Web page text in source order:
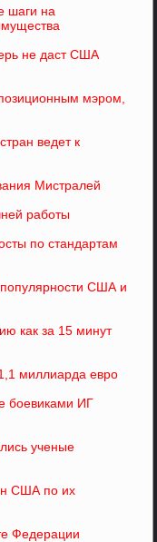
шаги на
не даст США
мэром,
ведет к
Мистралей
работы
по стандартам
популярности США и
как за 15 минут
миллиарда евро
боевиками ИГ
ученые
США по их
Федерации